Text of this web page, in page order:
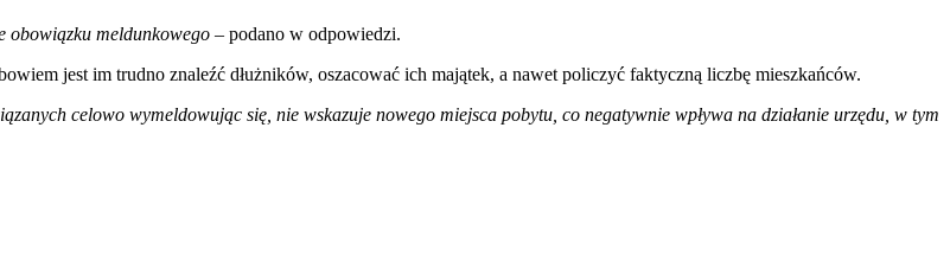
obowiązku meldunkowego – podano w odpowiedzi.
jest im trudno znaleźć dłużników, oszacować ich majątek, a nawet policzyć faktyczną liczbę mieszkańców.
celowo wymeldowując się, nie wskazuje nowego miejsca pobytu, co negatywnie wpływa na działanie urzędu, w tym